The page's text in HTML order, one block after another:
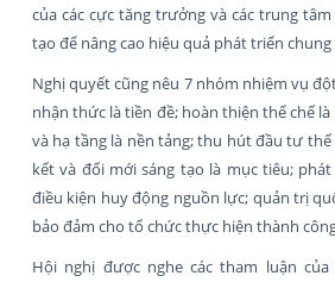
của các cực tăng trưởng và các trung
tạo để nâng cao hiệu quả phát triển
Nghị quyết cũng nêu 7 nhóm nhiệm vụ
nhận thức là tiền đề; hoàn thiện thể chế
và hạ tầng là nền tảng; thu hút đầu tư thế
kết và đổi mới sáng tạo là mục tiêu;
điều kiện huy động nguồn lực; quản trị
bảo đảm cho tổ chức thực hiện thành
Hội nghị được nghe các tham luận